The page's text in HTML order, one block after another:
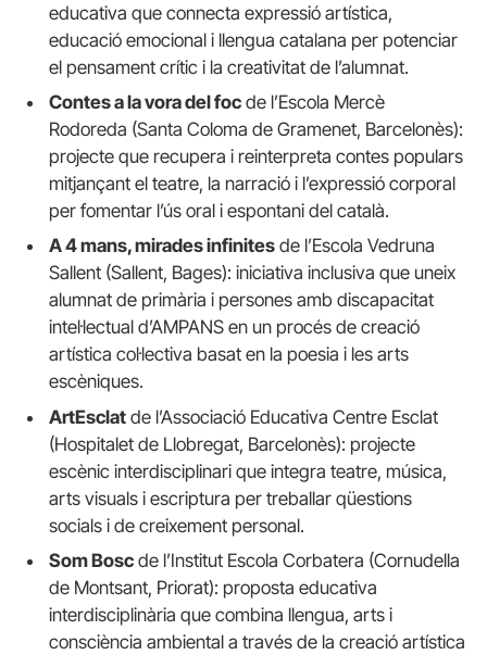
educativa que connecta expressió artística,
educació emocional i llengua catalana per potenciar
el pensament crític i la creativitat de l’alumnat.
Contes a la vora del foc de l’Escola Mercè
Rodoreda (Santa Coloma de Gramenet, Barcelonès):
projecte que recupera i reinterpreta contes populars
mitjançant el teatre, la narració i l’expressió corporal
per fomentar l’ús oral i espontani del català.
A 4 mans, mirades infinites de l’Escola Vedruna
Sallent (Sallent, Bages): iniciativa inclusiva que uneix
alumnat de primària i persones amb discapacitat
intel·lectual d’AMPANS en un procés de creació
artística col·lectiva basat en la poesia i les arts
escèniques.
ArtEsclat de l’Associació Educativa Centre Esclat
(Hospitalet de Llobregat, Barcelonès): projecte
escènic interdisciplinari que integra teatre, música,
arts visuals i escriptura per treballar qüestions
socials i de creixement personal.
Som Bosc de l’Institut Escola Corbatera (Cornudella
de Montsant, Priorat): proposta educativa
interdisciplinària que combina llengua, arts i
consciència ambiental a través de la creació artística